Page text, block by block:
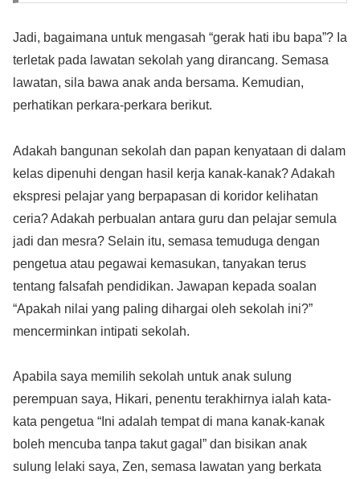
Jadi, bagaimana untuk mengasah “gerak hati ibu bapa”? Ia
terletak pada lawatan sekolah yang dirancang. Semasa
lawatan, sila bawa anak anda bersama. Kemudian,
perhatikan perkara-perkara berikut.
Adakah bangunan sekolah dan papan kenyataan di dalam
kelas dipenuhi dengan hasil kerja kanak-kanak? Adakah
ekspresi pelajar yang berpapasan di koridor kelihatan
ceria? Adakah perbualan antara guru dan pelajar semula
jadi dan mesra? Selain itu, semasa temuduga dengan
pengetua atau pegawai kemasukan, tanyakan terus
tentang falsafah pendidikan. Jawapan kepada soalan
“Apakah nilai yang paling dihargai oleh sekolah ini?”
mencerminkan intipati sekolah.
Apabila saya memilih sekolah untuk anak sulung
perempuan saya, Hikari, penentu terakhirnya ialah kata-
kata pengetua “Ini adalah tempat di mana kanak-kanak
boleh mencuba tanpa takut gagal” dan bisikan anak
sulung lelaki saya, Zen, semasa lawatan yang berkata